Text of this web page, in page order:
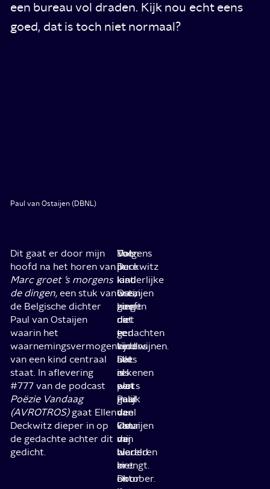
een bureau vol draden. Kijk nou echt eens
goed, dat is toch niet normaal?
Paul van Ostaijen (DBNL)
Dit gaat er door mijn
hoofd na het horen van
Marc groet ’s morgens
de dingen, een stuk van
de Belgische dichter
Paul van Ostaijen
waarin het
waarnemingsvermogen
van een kind centraal
staat. In aflevering
#777 van de podcast
Poëzie Vandaag
(AVROTROS) gaat Ellen
Deckwitz dieper in op
de gedachte achter dit
gedicht.
Volgens
Deckwitz
laat
Ostaijen
zien
dat
een
kind
alles
als
een
gelijk
deel
van
de
wereld
ziet
en
Dat
pure
kinderlijke
brein
hoeft
niet
te
verdwijnen.
Dat
is
wat
Paul
van
Ostaijen
mij
hier
brengt.
Door
Toen
ik
kind
was,
gingen
de
gedachten
tijdens
het
rekenen
plots
naar
de
kleur
van
bladeren
in
oktober.